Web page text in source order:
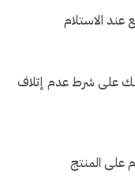
الاستلام
على شرط عدم إتلاف